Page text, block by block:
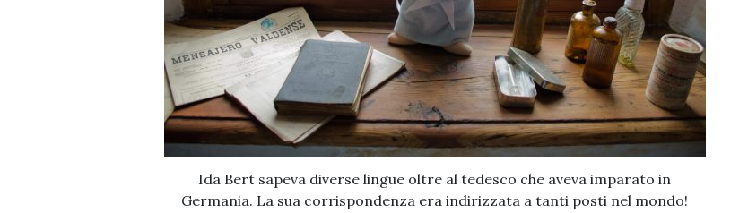
Ida Bert sapeva diverse lingue oltre al tedesco che aveva imparato in
Germania. La sua corrispondenza era indirizzata a tanti posti nel mondo!